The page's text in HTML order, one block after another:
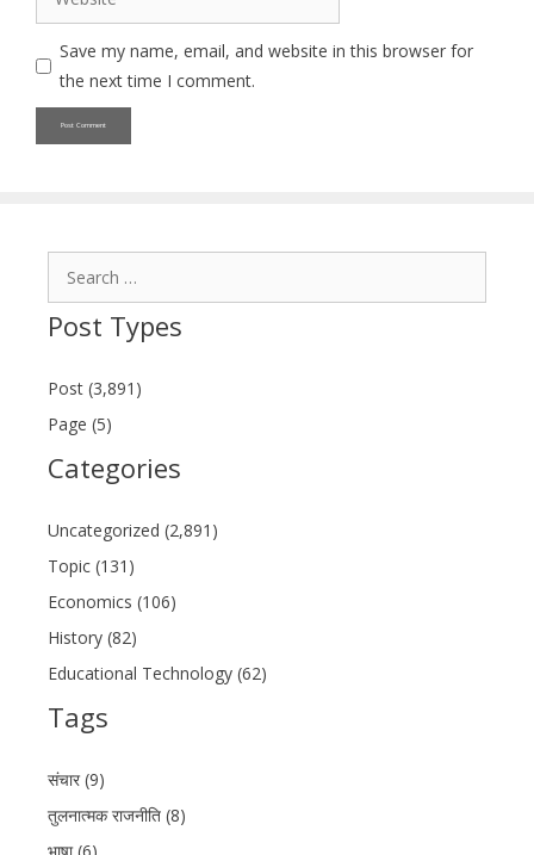
Save my name, email, and website in this browser for
the next time I comment.
Post Types
Post (3,891)
Page (5)
Categories
Uncategorized (2,891)
Topic (131)
Economics (106)
History (82)
Educational Technology (62)
Tags
संचार (9)
तुलनात्मक राजनीति (8)